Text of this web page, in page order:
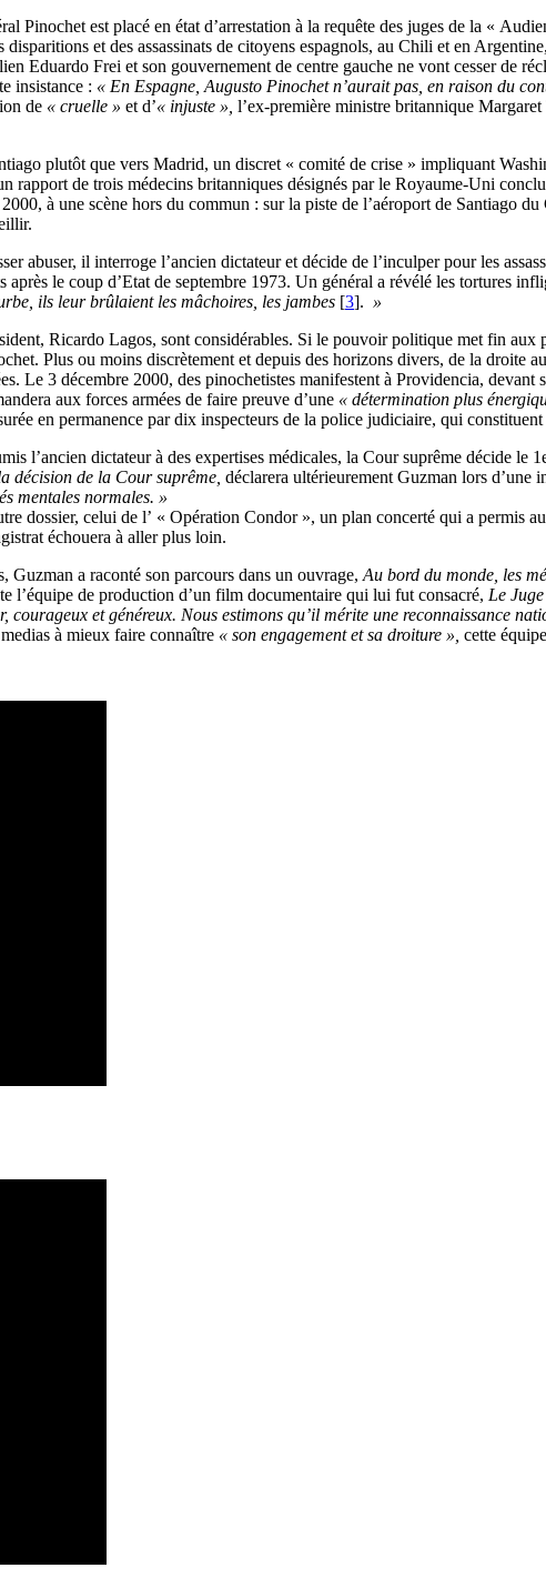
Pinochet est placé en état d’arrestation à la requête des juges de la «
et des assassinats de citoyens espagnols, au Chili et en
Eduardo Frei et son gouvernement de centre gauche ne vont cesser de
insistance : « En Espagne, Augusto Pinochet n’aurait pas, en raison du
de « cruelle » et d’« injuste », l’ex-première ministre britannique
plutôt que vers Madrid, un discret « comité de crise » impliquant
de trois médecins britanniques désignés par le Royaume-Uni
à une scène hors du commun : sur la piste de l’aéroport de Santiago
abuser, il interroge l’ancien dictateur et décide de l’inculper pour les
le coup d’Etat de septembre 1973. Un général a révélé les tortures
ils leur brûlaient les mâchoires, les jambes [3]. »
Ricardo Lagos, sont considérables. Si le pouvoir politique met fin aux
Plus ou moins discrètement et depuis des horizons divers, de la droite
3 décembre 2000, des pinochetistes manifestent à Providencia, devant
aux forces armées de faire preuve d’une « détermination plus
en permanence par dix inspecteurs de la police judiciaire, qui constituent
l’ancien dictateur à des expertises médicales, la Cour suprême décide le
décision de la Cour suprême, déclarera ultérieurement Guzman lors d’une
mentales normales. »
dossier, celui de l’ « Opération Condor », un plan concerté qui a permis
échouera à aller plus loin.
Guzman a raconté son parcours dans un ouvrage, Au bord du monde, les
l’équipe de production d’un film documentaire qui lui fut consacré, Le
courageux et généreux. Nous estimons qu’il mérite une reconnaissance
à mieux faire connaître « son engagement et sa droiture », cette équipe